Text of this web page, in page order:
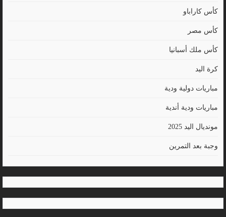
كأس كاراباو
كأس مصر
كأس ملك أسبانيا
كرة اليد
مباريات دولية ودية
مباريات ودية أندية
مونديال اليد 2025
وجبة بعد التمرين